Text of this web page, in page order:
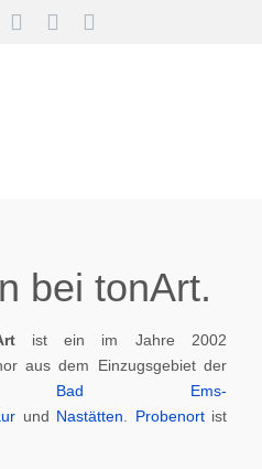
bei tonArt.
ist ein im Jahre 2002
aus dem Einzugsgebiet der
Bad Ems-
und Nastätten Probenortist